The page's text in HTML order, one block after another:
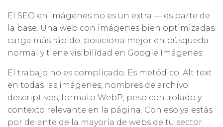
El SEO en imágenes no es un extra — es parte de
la base. Una web con imágenes bien optimizadas
carga más rápido, posiciona mejor en búsqueda
normal y tiene visibilidad en Google Imágenes.
El trabajo no es complicado. Es metódico. Alt text
en todas las imágenes, nombres de archivo
descriptivos, formato WebP, peso controlado y
contexto relevante en la página. Con eso ya estás
por delante de la mayoría de webs de tu sector.